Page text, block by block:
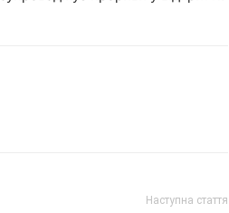
Наступна стаття